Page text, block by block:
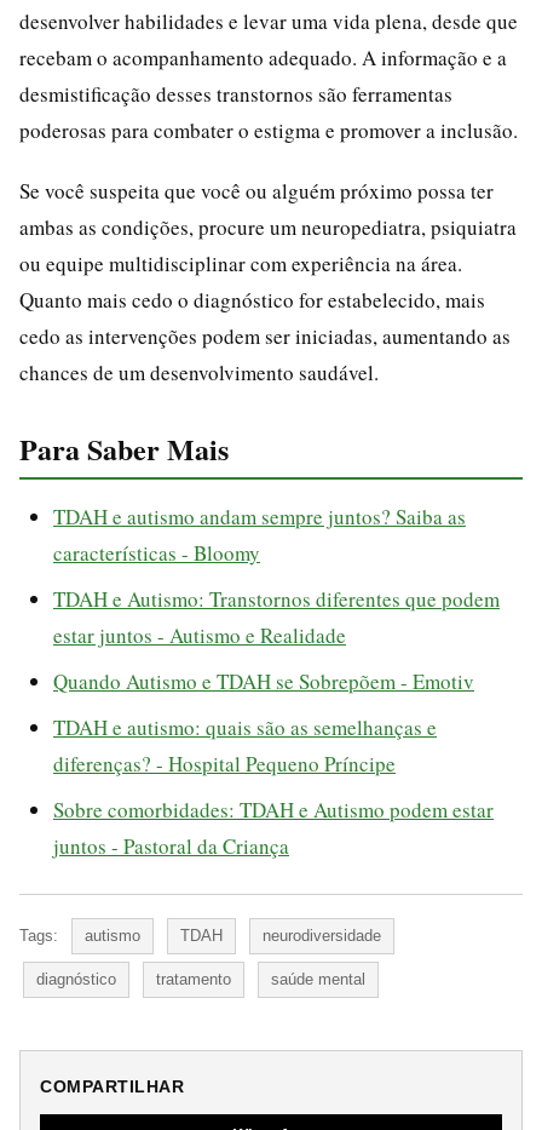
desenvolver habilidades e levar uma vida plena, desde que
recebam o acompanhamento adequado. A informação e a
desmistificação desses transtornos são ferramentas
poderosas para combater o estigma e promover a inclusão.
Se você suspeita que você ou alguém próximo possa ter
ambas as condições, procure um neuropediatra, psiquiatra
ou equipe multidisciplinar com experiência na área.
Quanto mais cedo o diagnóstico for estabelecido, mais
cedo as intervenções podem ser iniciadas, aumentando as
chances de um desenvolvimento saudável.
Para Saber Mais
TDAH e autismo andam sempre juntos? Saiba as
características - Bloomy
TDAH e Autismo: Transtornos diferentes que podem
estar juntos - Autismo e Realidade
Quando Autismo e TDAH se Sobrepõem - Emotiv
TDAH e autismo: quais são as semelhanças e
diferenças? - Hospital Pequeno Príncipe
Sobre comorbidades: TDAH e Autismo podem estar
juntos - Pastoral da Criança
Tags: autismo TDAH neurodiversidade
diagnóstico tratamento saúde mental
COMPARTILHAR